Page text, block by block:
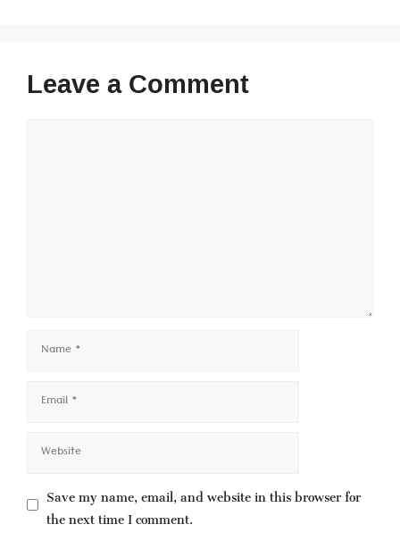
Leave a Comment
Name
Email
Website
Save my name, email, and website in this browser for
the next time I comment.